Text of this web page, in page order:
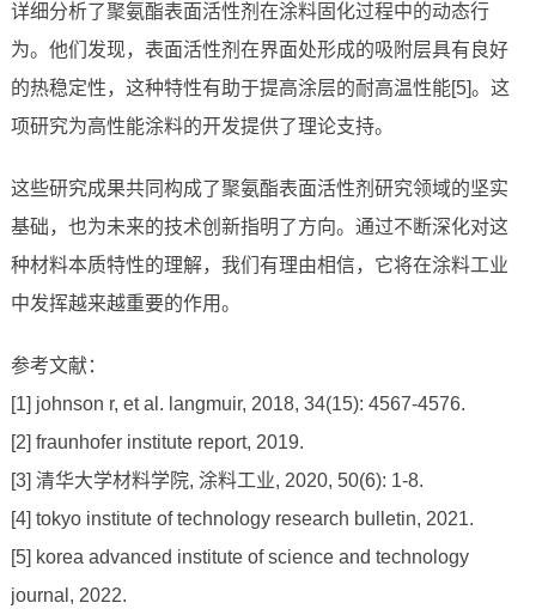
详细分析了聚氨酯表面活性剂在涂料固化过程中的动态行
为。他们发现，表面活性剂在界面处形成的吸附层具有良好
的热稳定性，这种特性有助于提高涂层的耐高温性能[5]。这
项研究为高性能涂料的开发提供了理论支持。
这些研究成果共同构成了聚氨酯表面活性剂研究领域的坚实
基础，也为未来的技术创新指明了方向。通过不断深化对这
种材料本质特性的理解，我们有理由相信，它将在涂料工业
中发挥越来越重要的作用。
参考文献：
[1] johnson r, et al. langmuir, 2018, 34(15): 4567-4576.
[2] fraunhofer institute report, 2019.
[3] 清华大学材料学院, 涂料工业, 2020, 50(6): 1-8.
[4] tokyo institute of technology research bulletin, 2021.
[5] korea advanced institute of science and technology
journal, 2022.